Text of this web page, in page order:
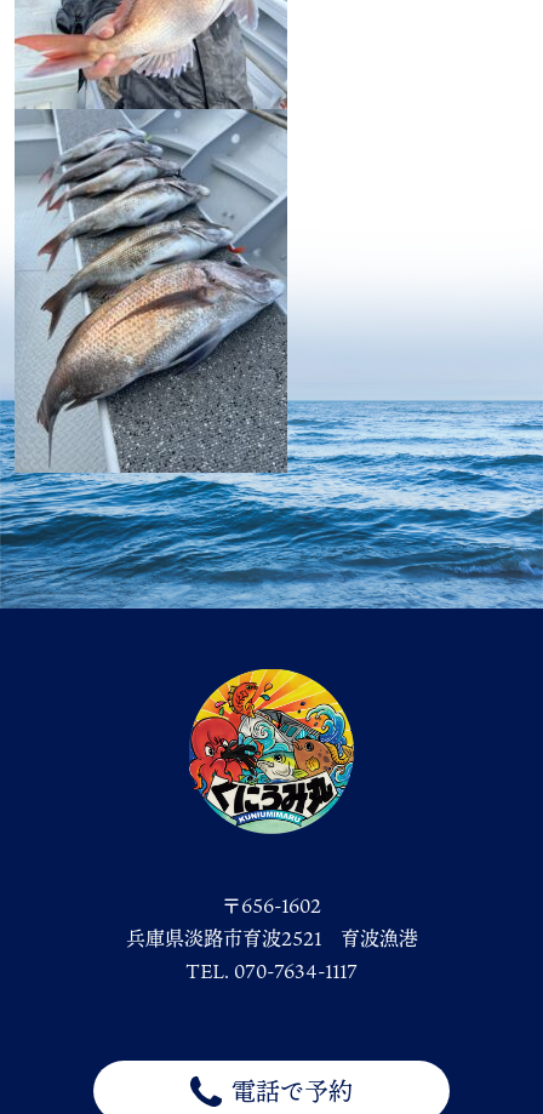
〒656-1602
兵庫県淡路市育波2521 育波漁港
TEL. 070-7634-1117
電話で予約